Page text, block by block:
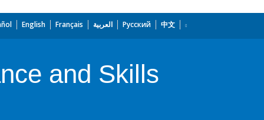
English Français العربية Русский 中文
and Skills